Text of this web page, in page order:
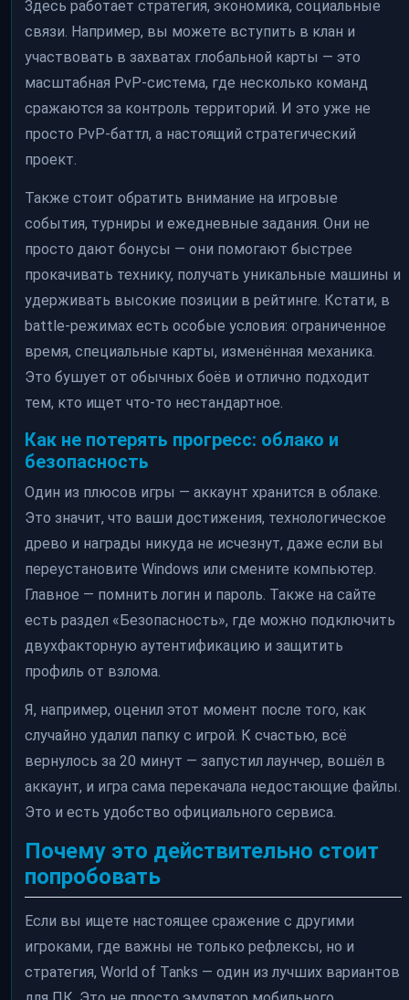
Здесь работает стратегия, экономика, социальные
связи. Например, вы можете вступить в клан и
участвовать в захватах глобальной карты — это
масштабная PvP-система, где несколько команд
сражаются за контроль территорий. И это уже не
просто PvP-баттл, а настоящий стратегический
проект.
Также стоит обратить внимание на игровые
события, турниры и ежедневные задания. Они не
просто дают бонусы — они помогают быстрее
прокачивать технику, получать уникальные машины и
удерживать высокие позиции в рейтинге. Кстати, в
battle-режимах есть особые условия: ограниченное
время, специальные карты, изменённая механика.
Это бушует от обычных боёв и отлично подходит
тем, кто ищет что-то нестандартное.
Как не потерять прогресс: облако и
безопасность
Один из плюсов игры — аккаунт хранится в облаке.
Это значит, что ваши достижения, технологическое
древо и награды никуда не исчезнут, даже если вы
переустановите Windows или смените компьютер.
Главное — помнить логин и пароль. Также на сайте
есть раздел «Безопасность», где можно подключить
двухфакторную аутентификацию и защитить
профиль от взлома.
Я, например, оценил этот момент после того, как
случайно удалил папку с игрой. К счастью, всё
вернулось за 20 минут — запустил лаунчер, вошёл в
аккаунт, и игра сама перекачала недостающие файлы.
Это и есть удобство официального сервиса.
Почему это действительно стоит
попробовать
Если вы ищете настоящее сражение с другими
игроками, где важны не только рефлексы, но и
стратегия, World of Tanks — один из лучших вариантов